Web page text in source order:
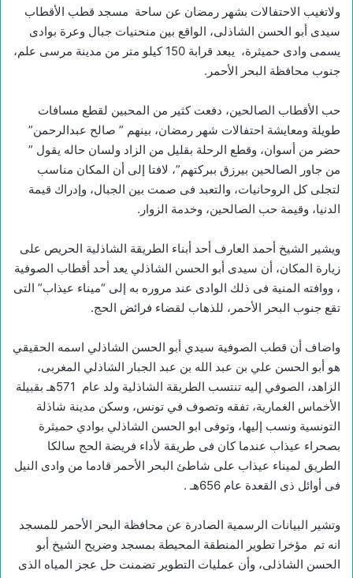
ولاتغيب الاحتفالات بشهر رمضان عن ساحة مسجد قطب الأقطاب
سيدى أبو الحسن الشاذلى، الواقع بين منحنيات جبال وعرة بوادى
يسمى وادى حميثرة، يبعد قرابة 150 كيلو متر من مدينة مرسى علم،
جنوب محافظة البحر الأحمر.
حب الأقطاب الصالحين، دفعت كثير من المحبين لقطع مسافات
طويلة ومعايشة احتفالات شهر رمضان، بينهم ” صالح عبدالرحمن”
حضر من أسوان، وقطع الرحلة بقليل من الزاد ولسان حاله يقول ”
من جاور الصالحين بيرزق ببركتهم”، لافتا إلى أن المكان مناسب
لتجلى كل الروحانيات، والتعبد فى صمت بين الجبال، وإدراك قيمة
الدنيا، وقيمة حب الصالحين، وخدمة الزوار.
ويشير الشيخ أحمد العارف أحد أبناء الطريقة الشاذلية الحريص على
زيارة المكان، أن سيدى أبو الحسن الشاذلي يعد أحد أقطاب الصوفية
، ووافته المنية فى ذلك الوادى عند مروره به إلى “ميناء عيذاب” التى
تقع جنوب البحر الأحمر، للذهاب لقضاء فرائض الحج.
واضاف أن قطب الصوفية سيدي أبو الحسن الشاذلي اسمه الحقيقي
هو أبو الحسن علي بن عبد الله بن عبد الجبار الشاذلي المغربى،
الزاهد، الصوفي إليه تنتسب الطريقة الشاذلية ولد عام 571هـ بقبيلة
الأخماس الغمارية، تفقه وتصوف في تونس، وسكن مدينة شاذلة
التونسية ونسب إليها، وتوفى ابو الحسن الشاذلي بوادي حميثرة
بصحراء عيذاب عندما كان فى طريقة لأداء فريضة الحج سالكا
الطريق لميناء عيذاب على شاطئ البحر الأحمر قادما من وادى النيل
فى أوائل ذى القعدة عام 656هـ .
وتشير البيانات الرسمية الصادرة عن محافظة البحر الأحمر للمسجد
انه تم مؤخرا تطوير المنطقة المحيطة بمسجد وضريح الشيخ أبو
الحسن الشاذلى، وأن عمليات التطوير تضمنت حل عجز المياه الذى